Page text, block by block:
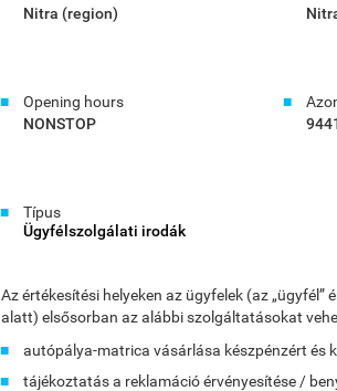
Nitra (region)
Opening hours
NONSTOP
Típus
Ügyfélszolgálati irodák
Az értékesítési helyeken az ügyfelek (az
alatt) elsősorban az alábbi szolgáltatásokat
autópálya-matrica vásárlása készpénzért és
tájékoztatás a reklamáció érvényesítése /